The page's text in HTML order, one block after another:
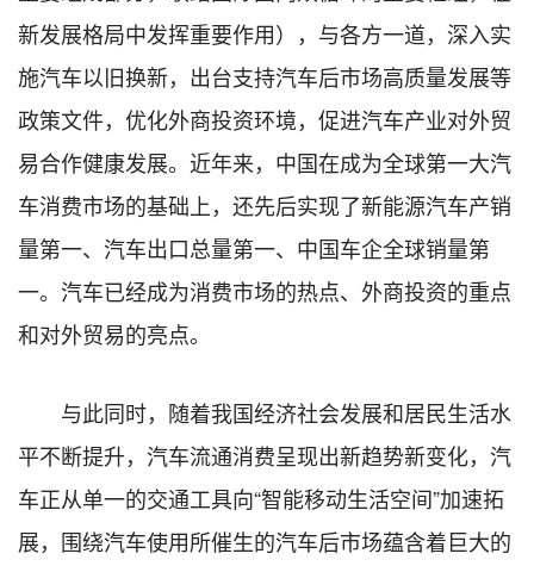
新发展格局中发挥重要作用），与各方一道，深入实
施汽车以旧换新，出台支持汽车后市场高质量发展等
政策文件，优化外商投资环境，促进汽车产业对外贸
易合作健康发展。近年来，中国在成为全球第一大汽
车消费市场的基础上，还先后实现了新能源汽车产销
量第一、汽车出口总量第一、中国车企全球销量第
一。汽车已经成为消费市场的热点、外商投资的重点
和对外贸易的亮点。
与此同时，随着我国经济社会发展和居民生活水
平不断提升，汽车流通消费呈现出新趋势新变化，汽
车正从单一的交通工具向“智能移动生活空间”加速拓
展，围绕汽车使用所催生的汽车后市场蕴含着巨大的